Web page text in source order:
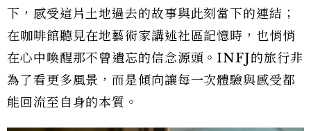
下，感受這片土地過去的故事與此刻當下的連結；
在咖啡館聽見在地藝術家講述社區記憶時，也悄悄
在心中喚醒那不曾遺忘的信念源頭。INFJ的旅行非
為了看更多風景，而是傾向讓每一次體驗與感受都
能回流至自身的本質。